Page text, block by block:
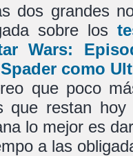
dos grandes
sobre los
Wars:
como
que poco
que restan
lo mejor es
a las